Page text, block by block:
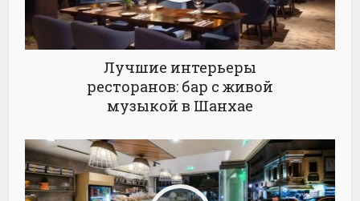
Лучшие интерьеры
ресторанов: бар с живой
музыкой в Шанхае